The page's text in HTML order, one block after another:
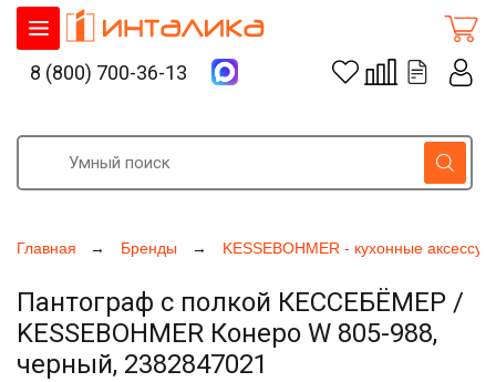
Главная Бренды KESSEBOHMER - кухонные
Пантограф с полкой КЕССЕБЁМЕР /
KESSEBOHMER Конеро W 805-988,
черный, 2382847021
8 (800) 700-36-13